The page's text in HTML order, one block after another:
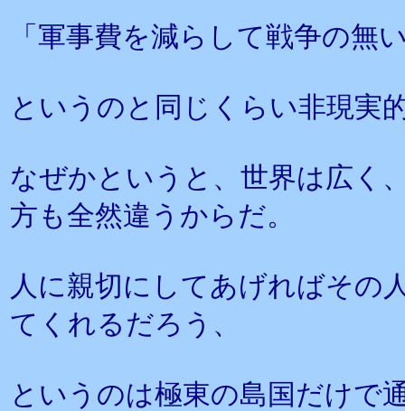
「軍事費を減らして戦争の無
というのと同じくらい非現実
なぜかというと、世界は広く
方も全然違うからだ。
人に親切にしてあげればその
てくれるだろう、
というのは極東の島国だけで